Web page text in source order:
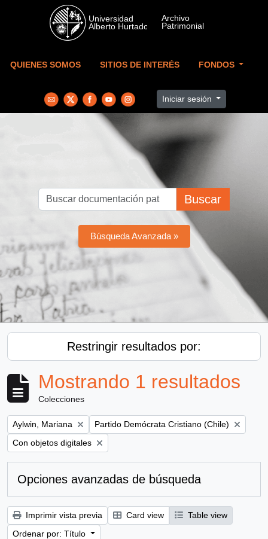
Skip to main content
QUIENES SOMOS SITIOS DE INTERÉS FONDOS
Iniciar sesión
Buscar
Búsqueda Avanzada »
Restringir resultados por:
Mostrando 1 resultados
Colecciones
Remove filter:
Aylwin, Mariana Remove filter:
Partido Demócrata Cristiano (Chile)
Remove filter:
Con objetos digitales
Opciones avanzadas de búsqueda
Imprimir vista previa Card view
Table view
Ordenar por: Título